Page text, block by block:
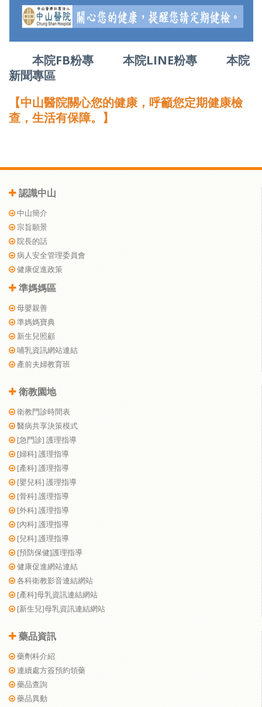
本院FB粉專 本院LINE粉專
本院
新聞專區
【中山醫院關心您的健康，呼籲您定期健康檢
查，生活有保障。】
認識中山
中山簡介
宗旨願景
院長的話
病人安全管理委員會
健康促進政策
準媽媽區
母嬰親善
準媽媽寶典
新生兒照顧
哺乳資訊網站連結
產前夫婦教育班
衛教園地
衛教門診時間表
醫病共享決策模式
[急門診] 護理指導
[婦科] 護理指導
[產科] 護理指導
[嬰兒科] 護理指導
[骨科] 護理指導
[外科] 護理指導
[內科] 護理指導
[兒科] 護理指導
[預防保健]護理指導
健康促進網站連結
各科衛教影音連結網站
[產科]母乳資訊連結網站
[新生兒]母乳資訊連結網站
藥品資訊
藥劑科介紹
連續處方簽預約領藥
藥品查詢
藥品異動